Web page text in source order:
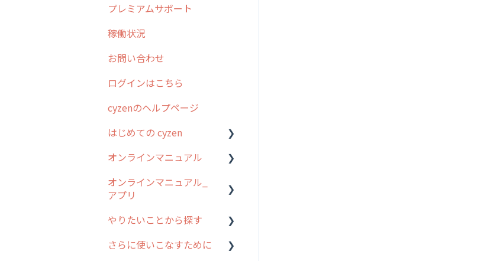
プレミアムサポート
稼働状況
お問い合わせ
ログインはこちら
cyzenのヘルプページ
はじめての cyzen
0. はじめてのcyzenの使い
1. cyzenについて知ろう
2. 主要機能の概要
3. cyzenの位置情報取得に
オンラインマニュアル
管理サイトの使い始め
オンラインマニュアル_
アプリ
アプリの使い始め
ホーム画面
やりたいことから探す
行動管理
さらに使いこなすために